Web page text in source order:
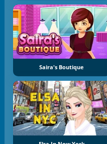
Saira's Boutique